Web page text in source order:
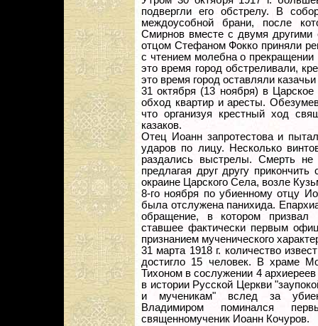
подвергли его обстрелу. В
междоусобной брани, после
Смирнов вместе с двумя
отцом Стефаном Фокко приняли
с чтением молебна о
это время город обстреливали,
это время город оставляли казачьи
31 октября (13 ноября) в
обход квартир и аресты.
что организуя крестный ход
казаков.
Отец Иоанн запротестова и
ударов по лицу. Несколько
раздались выстрелы. Смерть
предлагая друг другу
окраине Царского Села, возле
8-го ноября по убиенному отцу
была отслужена панихида.
обращение, в котором
ставшее фактически первым
признанием мученического
31 марта 1918 г. количество
достигло 15 человек. В храме
Тихоном в сослужении 4
в истории Русской Церкви
и мученикам" вслед за
Владимиром поминался
священномученик Иоанн Кочуров.